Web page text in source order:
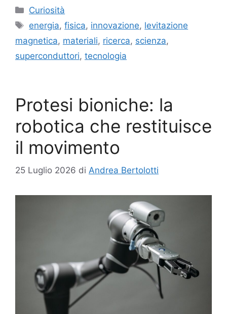
Categorie
Curiosità
Tag
energia,fisica, innovazione, levitazione
magnetica, materiali, ricerca, scienza,
superconduttori, tecnologia
Protesi bioniche: la
robotica che restituisce
il movimento
25 Luglio 2026 di Andrea Bertolotti